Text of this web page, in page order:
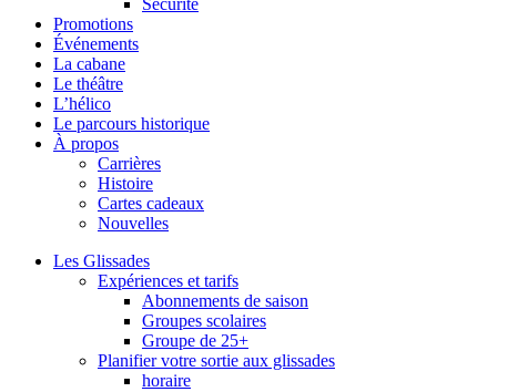
Promotions
Événements
La cabane
Le théâtre
L’hélico
Le parcours historique
À propos
Carrières
Histoire
Cartes cadeaux
Nouvelles
Les Glissades
Expériences et tarifs
Abonnements de saison
Groupes scolaires
Groupe de 25+
Planifier votre sortie aux glissades
horaire